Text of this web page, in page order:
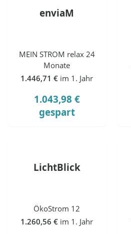
enviaM
MEIN STROM relax 24
Monate
1.446,71 € im 1. Jahr
1.043,98 €
gespart
LichtBlick
ÖkoStrom 12
1.260,56 € im 1. Jahr